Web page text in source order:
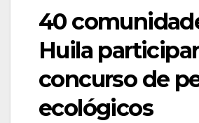
40
Huila
concurso de
ecológicos